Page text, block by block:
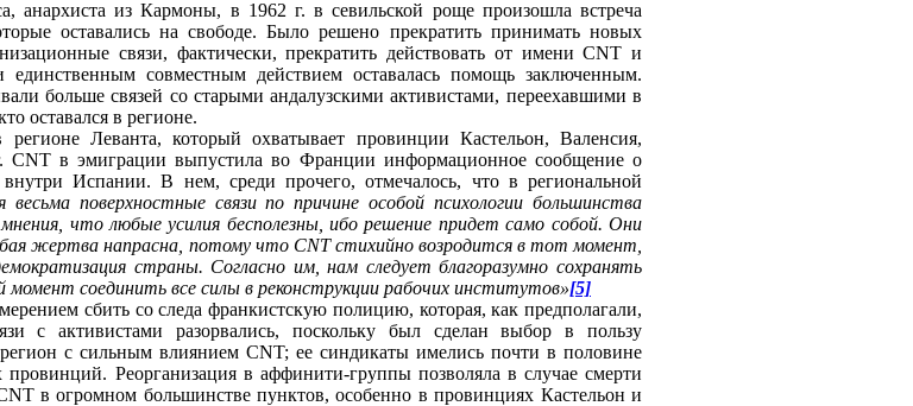
анархиста из Кармоны, в 1962 г. в севильской роще произошла встреча
оставались на свободе. Было решено прекратить принимать новых
связи, фактически, прекратить действовать от имени CNT и
единственным совместным действием оставалась помощь заключенным.
больше связей со старыми андалузскими активистами, переехавшими в
оставался в регионе.
Леванта, который охватывает провинции Кастельон, Валенсия,
CNT в эмиграции выпустила во Франции информационное сообщение о
Испании. В нем, среди прочего, отмечалось, что в региональной
весьма поверхностные связи по причине особой психологии большинства
что любые усилия бесполезны, ибо решение придет само собой. Они
жертва напрасна, потому что CNT стихийно возродится в тот момент,
страны. Согласно им, нам следует благоразумно сохранять
момент соединить все силы в реконструкции рабочих институтов»[5]
сбить со следа франкистскую полицию, которая, как предполагали,
с активистами разорвались, поскольку был сделан выбор в пользу
с сильным влиянием CNT; ее синдикаты имелись почти в половине
Реорганизация в аффинити-группы позволяла в случае смерти
в огромном большинстве пунктов, особенно в провинциях Кастельон и